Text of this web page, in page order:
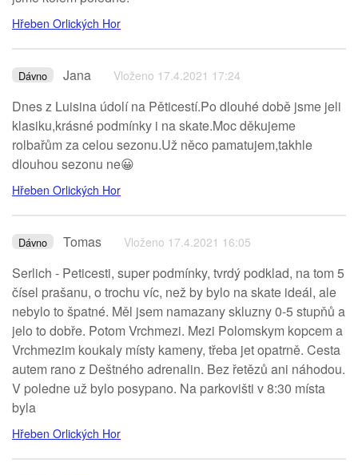
Hřeben Orlických Hor
Dávno Jana Vloženo 17.4.2021 17:24
Dnes z Luisina údolí na Pěticestí.Po dlouhé době jsme jeli
klasiku,krásné podmínky i na skate.Moc děkujeme
rolbařům za celou sezonu.Už něco pamatujem,takhle
dlouhou sezonu ne😀
Hřeben Orlických Hor
Dávno Tomas Vloženo 17.4.2021 16:05
Serlich - Peticesti, super podmínky, tvrdý podklad, na tom 5
čísel prašanu, o trochu víc, než by bylo na skate ideál, ale
nebylo to špatné. Měl jsem namazany skluzny 0-5 stupňů a
jelo to dobře. Potom Vrchmezi. Mezi Polomskym kopcem a
Vrchmezim koukaly místy kameny, třeba jet opatrně. Cesta
autem rano z Deštného adrenalin. Bez řetězů ani náhodou.
V poledne už bylo posypano. Na parkovišti v 8:30 místa
byla
Hřeben Orlických Hor